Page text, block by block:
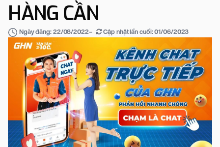
HÀNG CẦN
Ngày đăng: 22/08/2022– Cập nhật lần cuối:01/06/2023